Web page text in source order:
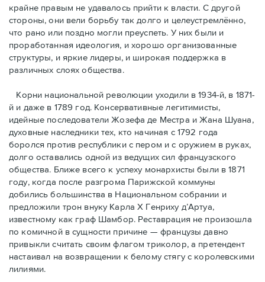
крайне правым не удавалось прийти к власти. С другой
стороны, они вели борьбу так долго и целеустремлённо,
что рано или поздно могли преуспеть. У них были и
проработанная идеология, и хорошо организованные
структуры, и яркие лидеры, и широкая поддержка в
различных слоях общества.
Корни национальной революции уходили в 1934-й, в 1871-
й и даже в 1789 год. Консервативные легитимисты,
идейные последователи Жозефа де Местра и Жана Шуана,
духовные наследники тех, кто начиная с 1792 года
боролся против республики с пером и с оружием в руках,
долго оставались одной из ведущих сил французского
общества. Ближе всего к успеху монархисты были в 1871
году, когда после разгрома Парижской коммуны
добились большинства в Национальном собрании и
предложили трон внуку Карла Х Генриху д’Артуа,
известному как граф Шамбор. Реставрация не произошла
по комичной в сущности причине — французы давно
привыкли считать своим флагoм триколор, а претендент
настаивал на возвращении к белому стягу с королевскими
лилиями.